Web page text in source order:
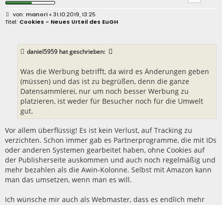
B
e
manori» 31.10.2019, 13:25
Cookies - Neues Urteil des EuGH
daniel5959 hat geschrieben:
Was die Werbung betrifft, da wird es Änderungen geben
(müssen) und das ist zu begrüßen, denn die ganze
Datensammlerei, nur um noch besser Werbung zu
platzieren, ist weder für Besucher noch für die Umwelt
gut.
Vor allem überflüssig! Es ist kein Verlust, auf Tracking zu
verzichten. Schon immer gab es Partnerprogramme, die mit IDs
oder anderen Systemen gearbeitet haben, ohne Cookies auf
der Publisherseite auskommen und auch noch regelmäßig und
mehr bezahlen als die Awin-Kolonne. Selbst mit Amazon kann
man das umsetzen, wenn man es will.
Ich wünsche mir auch als Webmaster, dass es endlich mehr